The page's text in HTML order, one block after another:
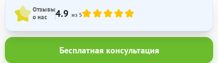
Отзывы
о нас
4.9 из 5
Бесплатная консультация